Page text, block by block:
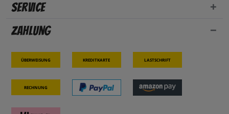
Service
Zahlung
Überweisung Kreditkarte Lastschrift
Rechnung